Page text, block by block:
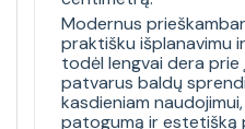
Modernus
praktišku išplanavimu
todėl lengvai dera prie
patvarus baldų
kasdieniam
patogumą ir estetišką